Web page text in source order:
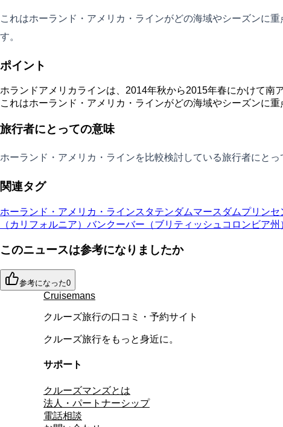
これはホーランド・アメリカ・ラインがどの海域やシーズンに
す。
ポイント
ホランドアメリカラインは、2014年秋から2015年春にかけて南
これはホーランド・アメリカ・ラインがどの海域やシーズンに
旅行者にとっての意味
ホーランド・アメリカ・ラインを比較検討している旅行者にと
関連タグ
ホーランド・アメリカ・ラインスタテンダムマースダムプリンセ
（カリフォルニア） バンクーバー（ブリティッシュコロンビア州
このニュースは参考になりましたか
参考になった0
Cruisemans
クルーズ旅行の口コミ・予約サイト
クルーズ旅行をもっと身近に。
サポート
クルーズマンズとは
法人・パートナーシップ
電話相談